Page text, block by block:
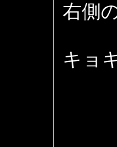
右側
キョ